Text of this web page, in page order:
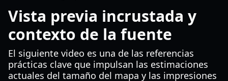
Vista previa incrustada y
contexto de la fuente
El siguiente video es una de las referencias
prácticas clave que impulsan las estimaciones
actuales del tamaño del mapa y las impresiones